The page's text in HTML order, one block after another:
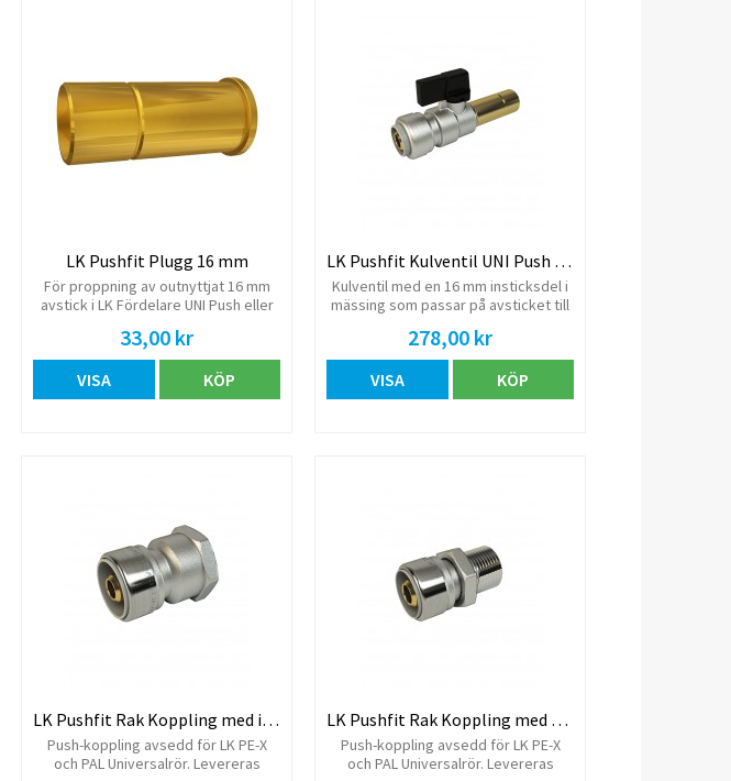
LK Pushfit Plugg 16 mm
För proppning av outnyttjat 16 mm
avstick i LK Fördelare UNI Push eller
användas som propp vid
provtryckning.
33,00 kr
VISA KÖP
LK Pushfit Kulventil UNI Push AX16
Kulventil med en 16 mm insticksdel i
mässing som passar på avsticket till
med 16 mm PushFit. I andra änden av
ventilen är det en AX16 mm LK
PushFit anslutning. Push-koppling
avsedd för LK PE-X och PAL
278,00 kr
VISA KÖP
LK Pushfit Rak Koppling med invändig gänga
Push-koppling avsedd för LK PE-X
och PAL Universalrör. Levereras
LK Pushfit Rak Koppling med utvändig gänga
Push-koppling avsedd för LK PE-X
och PAL Universalrör. Levereras